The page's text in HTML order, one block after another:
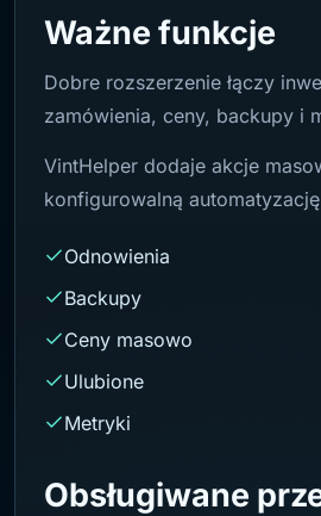
Ważne funkcje
Dobre rozszerzenie łączy
zamówienia, ceny, backupy i
VintHelper dodaje akcje
konfigurowalną
Odnowienia
Backupy
Ceny masowo
Ulubione
Metryki
Obsługiwane